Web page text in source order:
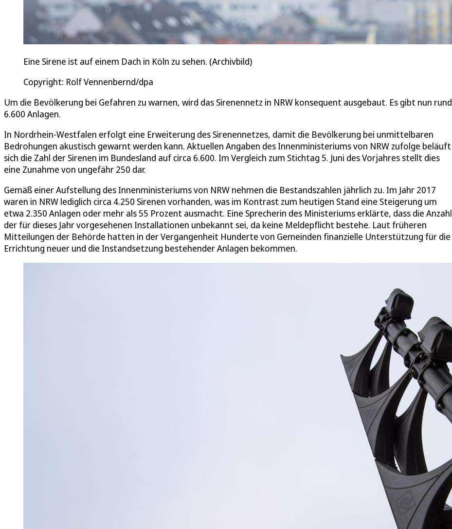
Eine Sirene ist auf einem Dach in Köln zu sehen. (Archivbild)
Copyright: Rolf Vennenbernd/dpa
Um die Bevölkerung bei Gefahren zu warnen, wird das Sirenennetz in NRW konsequent ausgebaut. Es gibt nun rund
6.600 Anlagen.
In Nordrhein-Westfalen erfolgt eine Erweiterung des Sirenennetzes, damit die Bevölkerung bei unmittelbaren
Bedrohungen akustisch gewarnt werden kann. Aktuellen Angaben des Innenministeriums von NRW zufolge beläuft
sich die Zahl der Sirenen im Bundesland auf circa 6.600. Im Vergleich zum Stichtag 5. Juni des Vorjahres stellt dies
eine Zunahme von ungefähr 250 dar.
Gemäß einer Aufstellung des Innenministeriums von NRW nehmen die Bestandszahlen jährlich zu. Im Jahr 2017
waren in NRW lediglich circa 4.250 Sirenen vorhanden, was im Kontrast zum heutigen Stand eine Steigerung um
etwa 2.350 Anlagen oder mehr als 55 Prozent ausmacht. Eine Sprecherin des Ministeriums erklärte, dass die Anzahl
der für dieses Jahr vorgesehenen Installationen unbekannt sei, da keine Meldepflicht bestehe. Laut früheren
Mitteilungen der Behörde hatten in der Vergangenheit Hunderte von Gemeinden finanzielle Unterstützung für die
Errichtung neuer und die Instandsetzung bestehender Anlagen bekommen.